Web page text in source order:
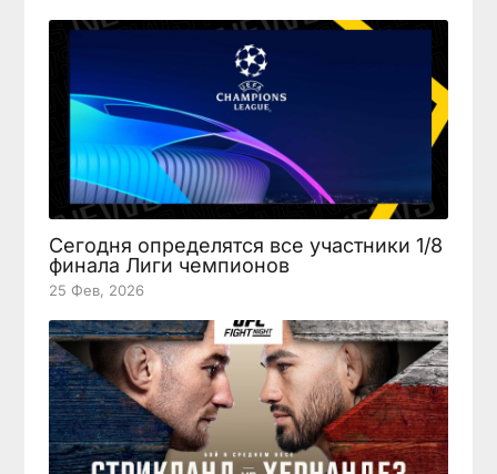
Сегодня определятся все участники 1/8
финала Лиги чемпионов
25 Фев, 2026